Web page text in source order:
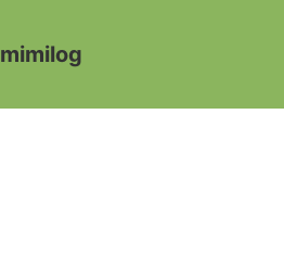
mimilog